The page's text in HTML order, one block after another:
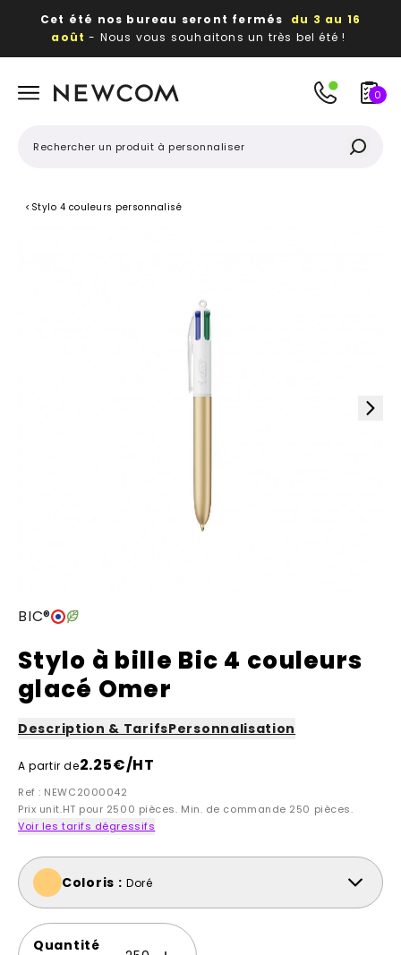
Cet été nos bureau seront fermés du 3 au 16
août - Nous vous souhaitons un très bel été !
publicitaires
0
< Stylo 4 couleurs personnalisé
BIC®
Stylo à bille Bic 4 couleurs
glacé Omer
Description & TarifsPersonnalisation
A partir de2.25€/HT
Ref : NEWC2000042
Prix unit.HT pour 2500 pièces. Min. de commande 250 pièces.
Voir les tarifs dégressifs
Coloris : Doré
Quantité